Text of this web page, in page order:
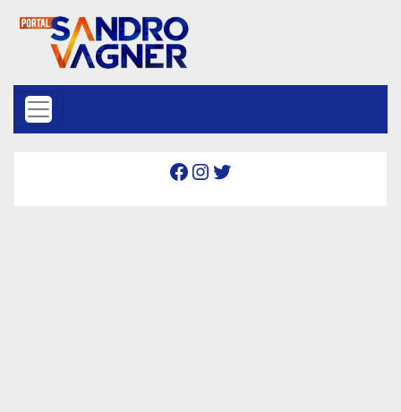
Facebook Instagram Twitter